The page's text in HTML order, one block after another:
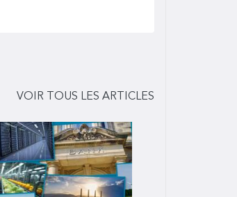
VOIR TOUS LES ARTICLES